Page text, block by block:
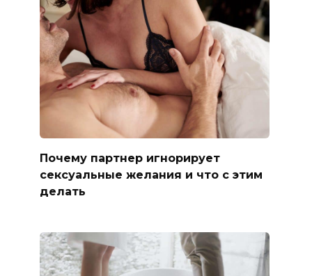
Почему партнер игнорирует
сексуальные желания и что с этим
делать